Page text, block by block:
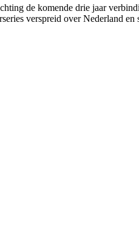
de komende drie jaar
verspreid over Nederland en